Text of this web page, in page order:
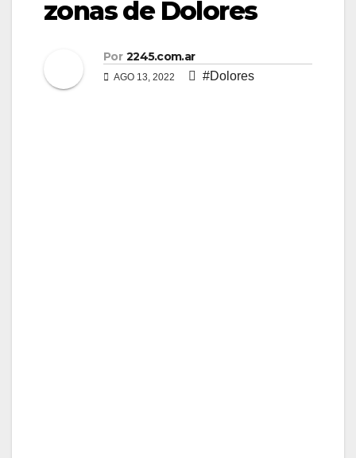
zonas de Dolores
Por 2245.com.ar
AGO 13, 2022 #Dolores